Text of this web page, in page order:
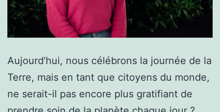
Aujourd’hui, nous célébrons la journée de la
Terre, mais en tant que citoyens du monde,
ne serait-il pas encore plus gratifiant de